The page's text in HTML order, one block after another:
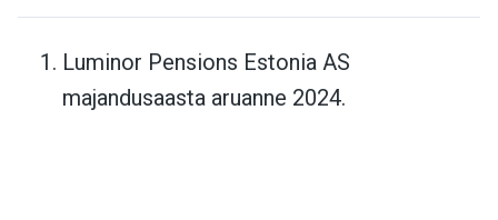
Luminor Pensions Estonia AS
majandusaasta aruanne 2024.